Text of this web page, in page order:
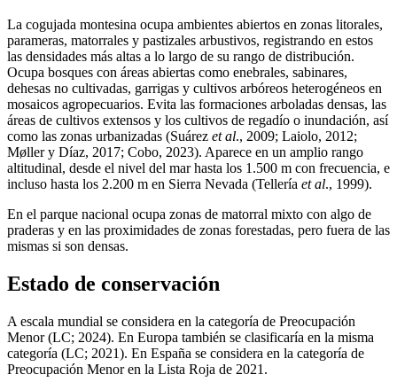
La cogujada montesina ocupa ambientes abiertos en zonas litorales,
parameras, matorrales y pastizales arbustivos, registrando en estos
las densidades más altas a lo largo de su rango de distribución.
Ocupa bosques con áreas abiertas como enebrales, sabinares,
dehesas no cultivadas, garrigas y cultivos arbóreos heterogéneos en
mosaicos agropecuarios. Evita las formaciones arboladas densas, las
áreas de cultivos extensos y los cultivos de regadío o inundación, así
como las zonas urbanizadas (Suárez et al., 2009; Laiolo, 2012;
Møller y Díaz, 2017; Cobo, 2023). Aparece en un amplio rango
altitudinal, desde el nivel del mar hasta los 1.500 m con frecuencia, e
incluso hasta los 2.200 m en Sierra Nevada (Tellería et al., 1999).
En el parque nacional ocupa zonas de matorral mixto con algo de
praderas y en las proximidades de zonas forestadas, pero fuera de las
mismas si son densas.
Estado de conservación
A escala mundial se considera en la categoría de Preocupación
Menor (LC; 2024). En Europa también se clasificaría en la misma
categoría (LC; 2021). En España se considera en la categoría de
Preocupación Menor en la Lista Roja de 2021.